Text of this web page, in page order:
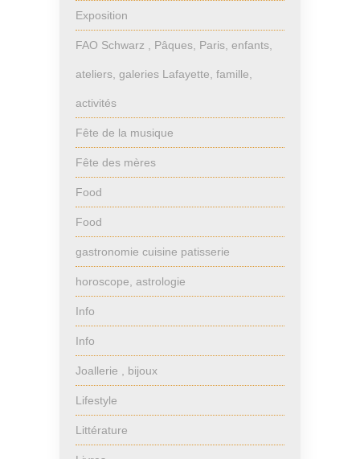
Exposition
FAO Schwarz , Pâques, Paris, enfants,
ateliers, galeries Lafayette, famille,
activités
Fête de la musique
Fête des mères
Food
Food
gastronomie cuisine patisserie
horoscope, astrologie
Info
Info
Joallerie , bijoux
Lifestyle
Littérature